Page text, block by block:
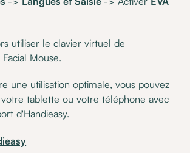
utiliser le clavier virtuel de
Mouse.
une utilisation optimale, vous pouvez
tablette ou votre téléphone avec
d'Handieasy.